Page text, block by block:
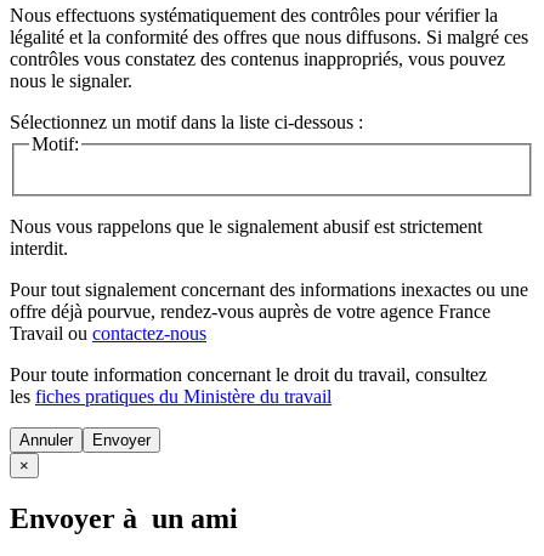
Nous effectuons systématiquement des contrôles pour vérifier la
légalité et la conformité des offres que nous diffusons. Si malgré ces
contrôles vous constatez des contenus inappropriés, vous pouvez
nous le signaler.
Sélectionnez un motif dans la liste ci-dessous :
Motif:
Nous vous rappelons que le signalement abusif est strictement
interdit.
Pour tout signalement concernant des informations inexactes ou une
offre déjà pourvue, rendez-vous auprès de votre agence France
Travail ou contactez-nous
Pour toute information concernant le droit du travail, consultez
les fiches pratiques du Ministère du travail
Annuler
×
Envoyer à un ami